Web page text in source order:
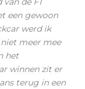
een gewoon
werd ik
meer mee
het
winnen zit er
terug in een